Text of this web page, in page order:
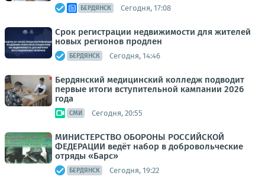
БЕРДЯНСК Сегодня, 17:08
Срок регистрации недвижимости для жителей
новых регионов продлен
БЕРДЯНСК Сегодня, 14:46
Бердянский медицинский колледж подводит
первые итоги вступительной кампании 2026
года
СМИ Сегодня, 20:55
МИНИСТЕРСТВО ОБОРОНЫ РОССИЙСКОЙ
ФЕДЕРАЦИИ ведёт набор в добровольческие
отряды «Барс»
БЕРДЯНСК Сегодня, 19:22